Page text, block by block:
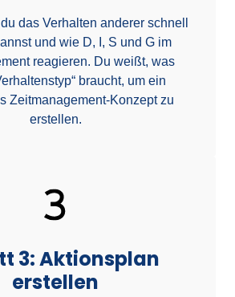
das Verhalten anderer schnell
und wie D, I, S und G im
reagieren. Du weißt, was
braucht, um ein
Zeitmanagement-Konzept zu
erstellen.
3: Aktionsplan
erstellen